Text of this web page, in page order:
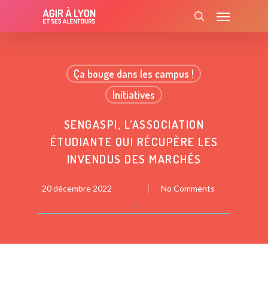
Menu
Ça bouge dans les campus !
Initiatives
SENGASPI, L’ASSOCIATION
ÉTUDIANTE QUI RÉCUPÈRE LES
INVENDUS DES MARCHÉS
20 décembre 2022 No Comments
>